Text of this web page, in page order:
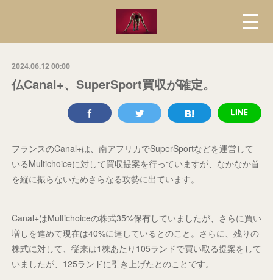
2024.06.12 00:00
仏Canal+、SuperSport買収が確定。
フランスのCanal+は、南アフリカでSuperSportなどを運営して
いるMultichoiceに対して買収提案を行っていますが、なかなか首
を縦に振らないためさらなる攻勢に出ています。
Canal+はMultichoiceの株式35%保有していましたが、さらに買い
増しを進めて現在は40%に達しているとのこと。さらに、残りの
株式に対して、従来は1株あたり105ランドで買い取る提案をして
いましたが、125ランドに引き上げたとのことです。